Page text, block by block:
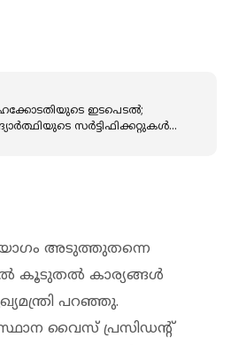
ഇടപെടൽ;
സർട്ടിഫിക്കറ്റുകൾ
അടുത്തുതന്നെ
കൂടുതൽ കാര്യങ്ങൾ
പറഞ്ഞു.
വൈസ് പ്രസിഡന്റ്